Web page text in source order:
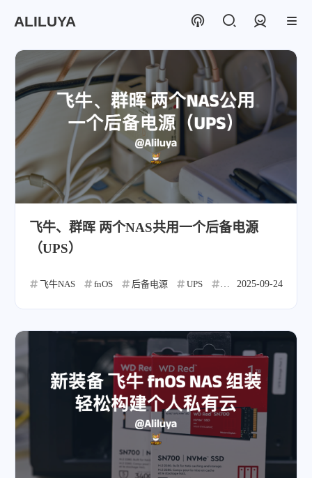
ALILUYA
登录
飞牛、群晖 两个NAS共用一个后备电源
（UPS）
飞牛NAS fnOS 后备电源 UPS 山特 NAS
2025-09-24